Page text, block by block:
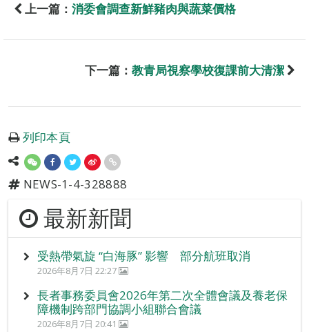
上一篇： 消委會調查新鮮豬肉與蔬菜價格
下一篇： 教青局視察學校復課前大清潔
列印本頁
NEWS-1-4-328888
最新新聞
受熱帶氣旋 “白海豚” 影響 部分航班取消
2026年8月7日 22:27
長者事務委員會2026年第二次全體會議及養老保
障機制跨部門協調小組聯合會議
2026年8月7日 20:41